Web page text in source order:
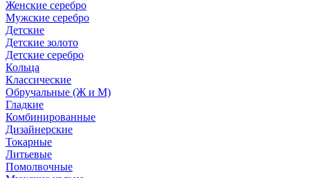
Женские серебро
Мужские серебро
Детские
Детские золото
Детские серебро
Кольца
Классические
Обручальные (Ж и М)
Гладкие
Комбинированные
Дизайнерские
Токарные
Литьевые
Помолвочные